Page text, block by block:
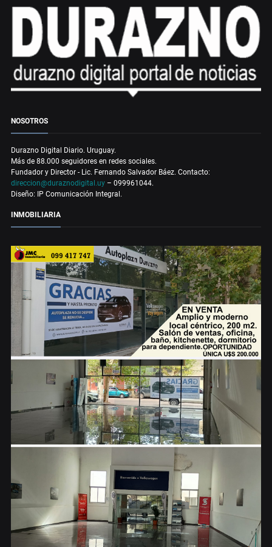
NOSOTROS
Durazno Digital Diario. Uruguay.
Más de 88.000 seguidores en redes sociales.
Fundador y Director - Lic. Fernando Salvador Báez. Contacto:
direccion@duraznodigital.uy – 099961044.
Diseño: IP Comunicación Integral.
INMOBILIARIA